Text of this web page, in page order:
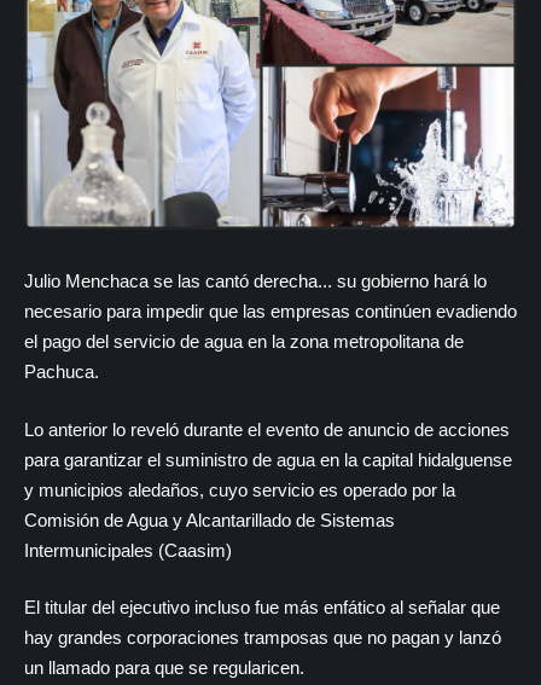
Julio Menchaca se las cantó derecha... su gobierno hará lo
necesario para impedir que las empresas continúen evadiendo
el pago del servicio de agua en la zona metropolitana de
Pachuca.
Lo anterior lo reveló durante el evento de anuncio de acciones
para garantizar el suministro de agua en la capital hidalguense
y municipios aledaños, cuyo servicio es operado por la
Comisión de Agua y Alcantarillado de Sistemas
Intermunicipales (Caasim)
El titular del ejecutivo incluso fue más enfático al señalar que
hay grandes corporaciones tramposas que no pagan y lanzó
un llamado para que se regularicen.